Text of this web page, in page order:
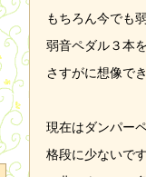
もちろん今でも
弱音ペダル３本
さすがに想像で
現在はダンパー
格段に少ないです